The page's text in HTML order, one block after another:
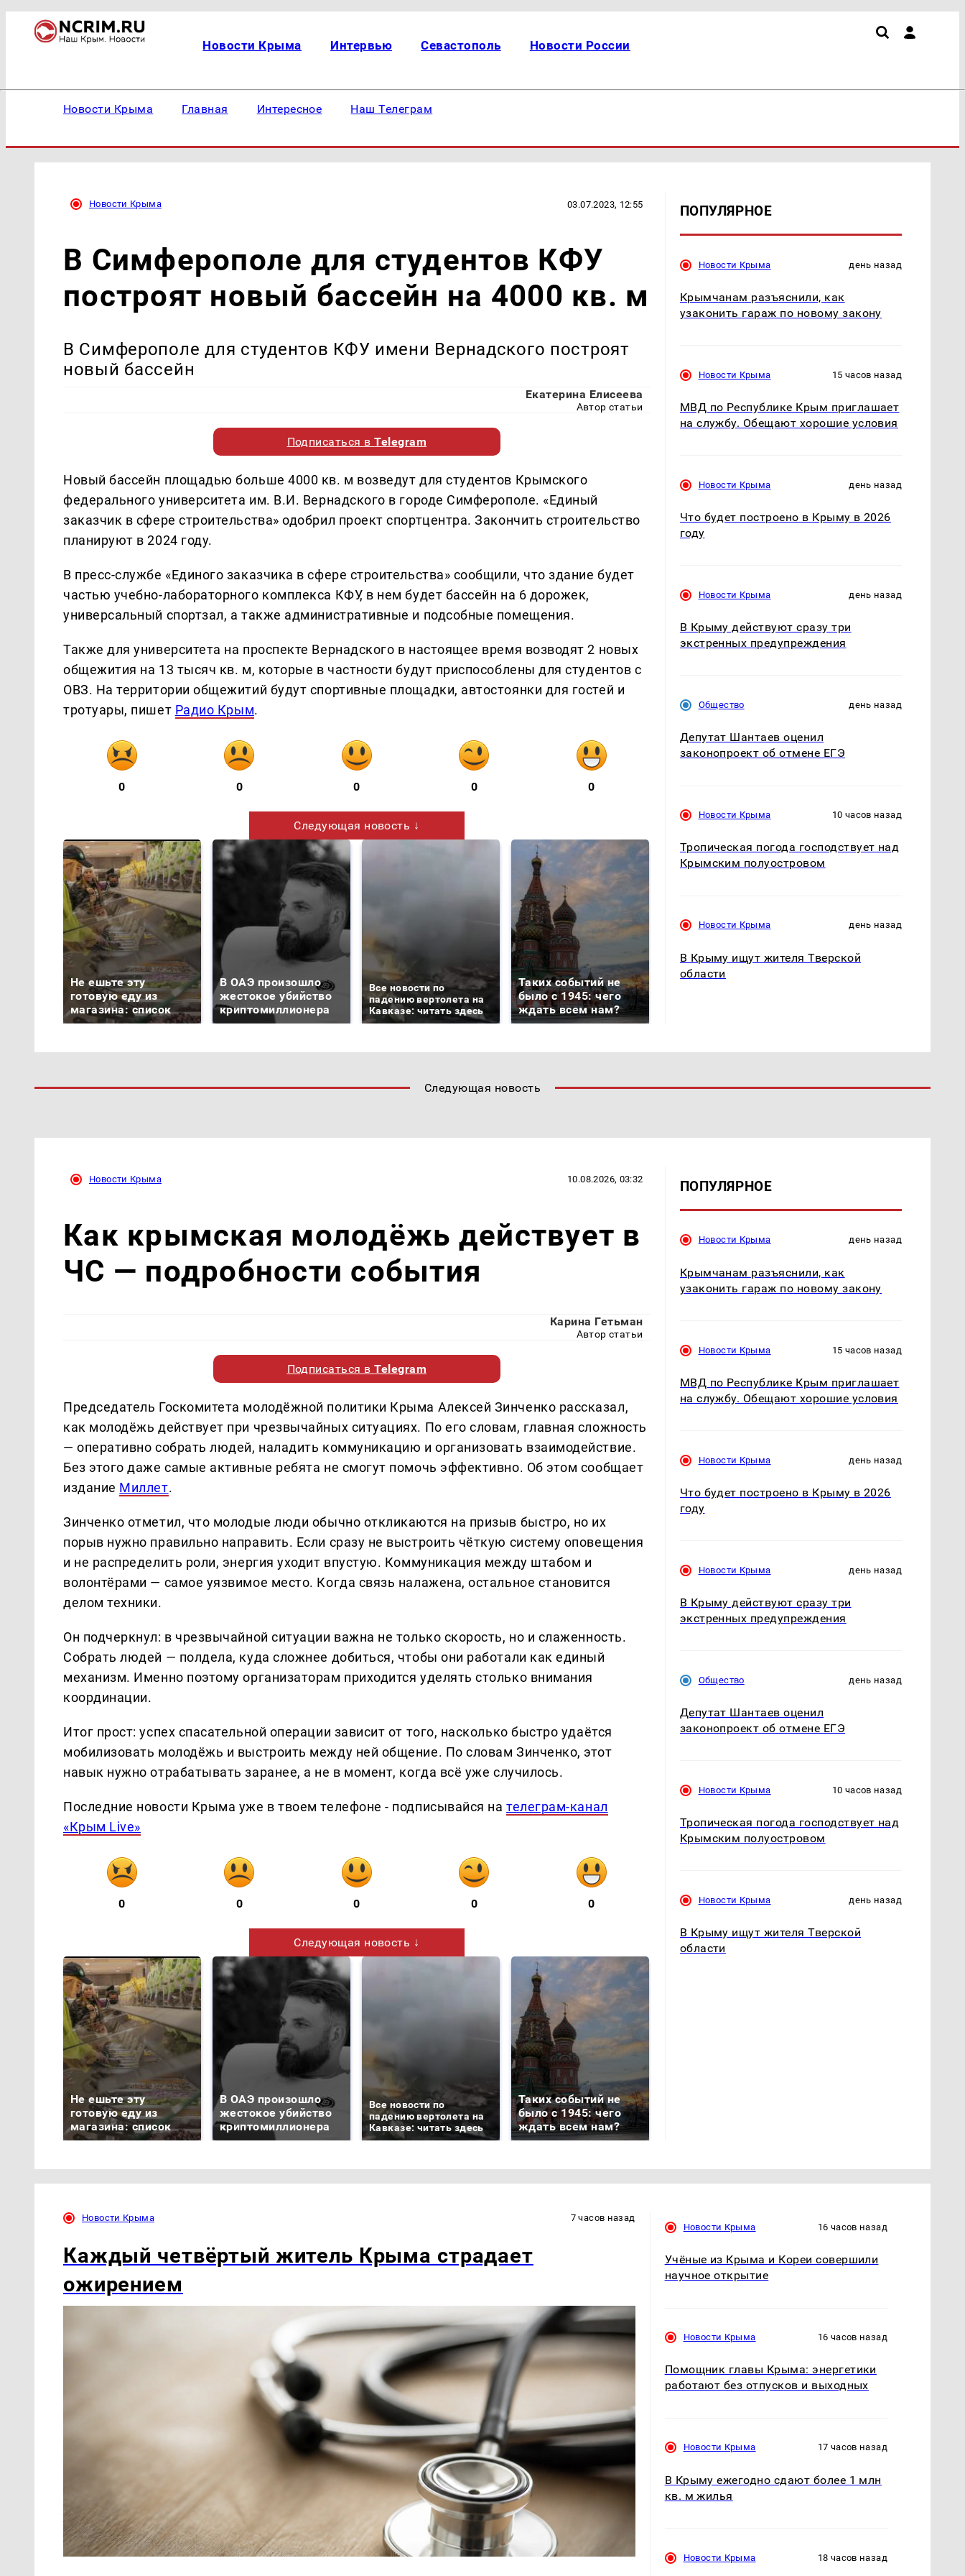
Новости Крыма Интервью Севастополь Новости России
Новости Крыма Главная Интересное Наш Телеграм
Новости Крыма 03.07.2023, 12:55
В Симферополе для студентов КФУ
построят новый бассейн на 4000 кв. м
В Симферополе для студентов КФУ имени Вернадского построят
новый бассейн
Екатерина Елисеева
Автор статьи
Подписаться вTelegram
Новый бассейн площадью больше 4000 кв. м возведут для студентов Крымского
федерального университета им. В.И. Вернадского в городе Симферополе. «Единый
заказчик в сфере строительства» одобрил проект спортцентра. Закончить строительство
планируют в 2024 году.
В пресс-службе «Единого заказчика в сфере строительства» сообщили, что здание будет
частью учебно-лабораторного комплекса КФУ, в нем будет бассейн на 6 дорожек,
универсальный спортзал, а также административные и подсобные помещения.
Также для университета на проспекте Вернадского в настоящее время возводят 2 новых
общежития на 13 тысяч кв. м, которые в частности будут приспособлены для студентов с
ОВЗ. На территории общежитий будут спортивные площадки, автостоянки для гостей и
тротуары, пишет Радио Крым.
0 0 0 0 0
Следующая новость ↓
Не ешьте эту
готовую еду из
магазина: список
В ОАЭ произошло
жестокое убийство
криптомиллионера
Все новости по
падению вертолета на
Кавказе: читать здесь
Таких событий не
было с 1945: чего
ждать всем нам?
СМИ: В Химках на
ПОПУЛЯРНОЕ
Новости Крыма день назад
Крымчанам разъяснили, как
узаконить гараж по новому закону
Новости Крыма 15 часов назад
МВД по Республике Крым приглашает
на службу. Обещают хорошие условия
Новости Крыма день назад
Что будет построено в Крыму в 2026
году
Новости Крыма день назад
В Крыму действуют сразу три
экстренных предупреждения
Общество день назад
Депутат Шантаев оценил
законопроект об отмене ЕГЭ
Новости Крыма 10 часов назад
Тропическая погода господствует над
Крымским полуостровом
Новости Крыма день назад
В Крыму ищут жителя Тверской
области
Следующая новость
Новости Крыма 10.08.2026, 03:32
Как крымская молодёжь действует в
ЧС — подробности события
Карина Гетьман
Автор статьи
Подписаться вTelegram
Председатель Госкомитета молодёжной политики Крыма Алексей Зинченко рассказал,
как молодёжь действует при чрезвычайных ситуациях. По его словам, главная сложность
— оперативно собрать людей, наладить коммуникацию и организовать взаимодействие.
Без этого даже самые активные ребята не смогут помочь эффективно. Об этом сообщает
издание Миллет.
Зинченко отметил, что молодые люди обычно откликаются на призыв быстро, но их
порыв нужно правильно направить. Если сразу не выстроить чёткую систему оповещения
и не распределить роли, энергия уходит впустую. Коммуникация между штабом и
волонтёрами — самое уязвимое место. Когда связь налажена, остальное становится
делом техники.
Он подчеркнул: в чрезвычайной ситуации важна не только скорость, но и слаженность.
Собрать людей — полдела, куда сложнее добиться, чтобы они работали как единый
механизм. Именно поэтому организаторам приходится уделять столько внимания
координации.
Итог прост: успех спасательной операции зависит от того, насколько быстро удаётся
мобилизовать молодёжь и выстроить между ней общение. По словам Зинченко, этот
навык нужно отрабатывать заранее, а не в момент, когда всё уже случилось.
Последние новости Крыма уже в твоем телефоне - подписывайся нателеграм-канал
«Крым Live»
0 0 0 0 0
Следующая новость ↓
Не ешьте эту
готовую еду из
магазина: список
В ОАЭ произошло
жестокое убийство
криптомиллионера
Все новости по
падению вертолета на
Кавказе: читать здесь
Таких событий не
было с 1945: чего
ждать всем нам?
ПОПУЛЯРНОЕ
Новости Крыма день назад
Крымчанам разъяснили, как
узаконить гараж по новому закону
Новости Крыма 15 часов назад
МВД по Республике Крым приглашает
на службу. Обещают хорошие условия
Новости Крыма день назад
Что будет построено в Крыму в 2026
году
Новости Крыма день назад
В Крыму действуют сразу три
экстренных предупреждения
Общество день назад
Депутат Шантаев оценил
законопроект об отмене ЕГЭ
Новости Крыма 10 часов назад
Тропическая погода господствует над
Крымским полуостровом
Новости Крыма день назад
В Крыму ищут жителя Тверской
области
Новости Крыма 7 часов назад
Каждый четвёртый житель Крыма страдает
ожирением
Новости Крыма 16 часов назад
Учёные из Крыма и Кореи совершили
научное открытие
Новости Крыма 16 часов назад
Помощник главы Крыма: энергетики
работают без отпусков и выходных
Новости Крыма 17 часов назад
В Крыму ежегодно сдают более 1 млн
кв. м жилья
Новости Крыма 18 часов назад